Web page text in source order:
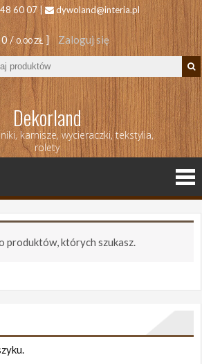
60 07 | dywoland@interia.pl
/0.00 ZŁ ] Zaloguj się
Dekorland
karnisze, wycieraczki, tekstylia,
rolety
produktów, których szukasz.